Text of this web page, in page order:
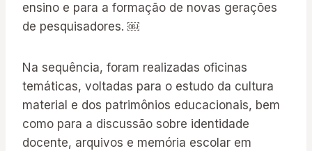
ensino e para a formação de novas gerações
de pesquisadores. ￼
Na sequência, foram realizadas oficinas
temáticas, voltadas para o estudo da cultura
material e dos patrimônios educacionais, bem
como para a discussão sobre identidade
docente, arquivos e memória escolar em